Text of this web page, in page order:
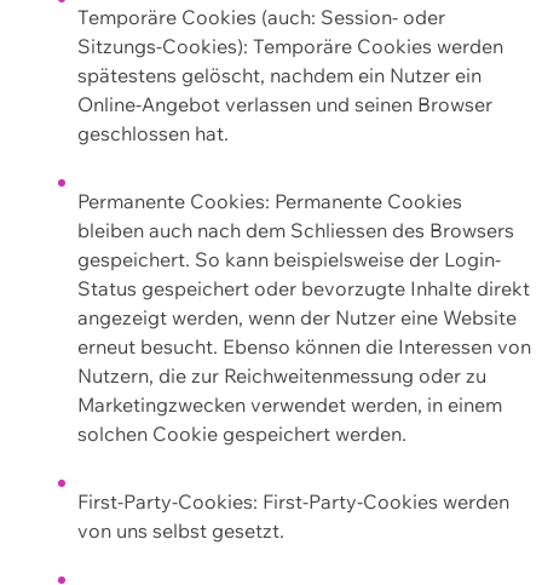
Temporäre Cookies (auch: Session- oder
Sitzungs-Cookies): Temporäre Cookies werden
spätestens gelöscht, nachdem ein Nutzer ein
Online-Angebot verlassen und seinen Browser
geschlossen hat.
Permanente Cookies: Permanente Cookies
bleiben auch nach dem Schliessen des Browsers
gespeichert. So kann beispielsweise der Login-
Status gespeichert oder bevorzugte Inhalte direkt
angezeigt werden, wenn der Nutzer eine Website
erneut besucht. Ebenso können die Interessen von
Nutzern, die zur Reichweitenmessung oder zu
Marketingzwecken verwendet werden, in einem
solchen Cookie gespeichert werden.
First-Party-Cookies: First-Party-Cookies werden
von uns selbst gesetzt.